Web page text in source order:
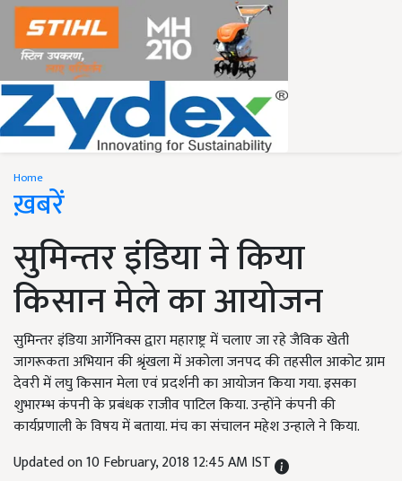
Home
ख़बरें
सुमिन्तर इंडिया ने किया
किसान मेले का आयोजन
सुमिन्तर इंडिया आर्गेनिक्स द्वारा महाराष्ट्र में चलाए जा रहे जैविक खेती
जागरूकता अभियान की श्रृंखला में अकोला जनपद की तहसील आकोट ग्राम
देवरी में लघु किसान मेला एवं प्रदर्शनी का आयोजन किया गया. इसका
शुभारम्भ कंपनी के प्रबंधक राजीव पाटिल किया. उन्होंने कंपनी की
कार्यप्रणाली के विषय में बताया. मंच का संचालन महेश उन्हाले ने किया.
Updated on 10 February, 2018 12:45 AM IST